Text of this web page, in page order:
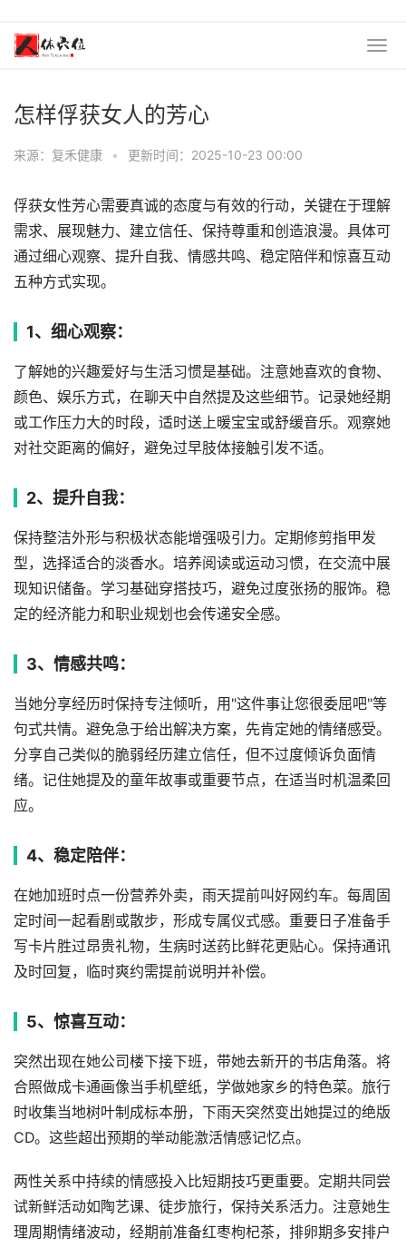
怎样俘获女人的芳心
来源：复禾健康 • 更新时间：2025-10-23 00:00
俘获女性芳心需要真诚的态度与有效的行动，关键在于理解
需求、展现魅力、建立信任、保持尊重和创造浪漫。具体可
通过细心观察、提升自我、情感共鸣、稳定陪伴和惊喜互动
五种方式实现。
1、细心观察：
了解她的兴趣爱好与生活习惯是基础。注意她喜欢的食物、
颜色、娱乐方式，在聊天中自然提及这些细节。记录她经期
或工作压力大的时段，适时送上暖宝宝或舒缓音乐。观察她
对社交距离的偏好，避免过早肢体接触引发不适。
2、提升自我：
保持整洁外形与积极状态能增强吸引力。定期修剪指甲发
型，选择适合的淡香水。培养阅读或运动习惯，在交流中展
现知识储备。学习基础穿搭技巧，避免过度张扬的服饰。稳
定的经济能力和职业规划也会传递安全感。
3、情感共鸣：
当她分享经历时保持专注倾听，用"这件事让您很委屈吧"等
句式共情。避免急于给出解决方案，先肯定她的情绪感受。
分享自己类似的脆弱经历建立信任，但不过度倾诉负面情
绪。记住她提及的童年故事或重要节点，在适当时机温柔回
应。
4、稳定陪伴：
在她加班时点一份营养外卖，雨天提前叫好网约车。每周固
定时间一起看剧或散步，形成专属仪式感。重要日子准备手
写卡片胜过昂贵礼物，生病时送药比鲜花更贴心。保持通讯
及时回复，临时爽约需提前说明并补偿。
5、惊喜互动：
突然出现在她公司楼下接下班，带她去新开的书店角落。将
合照做成卡通画像当手机壁纸，学做她家乡的特色菜。旅行
时收集当地树叶制成标本册，下雨天突然变出她提过的绝版
CD。这些超出预期的举动能激活情感记忆点。
两性关系中持续的情感投入比短期技巧更重要。定期共同尝
试新鲜活动如陶艺课、徒步旅行，保持关系活力。注意她生
理周期情绪波动，经期前准备红枣枸杞茶，排卵期多安排户